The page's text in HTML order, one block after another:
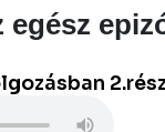
egész
2.rész